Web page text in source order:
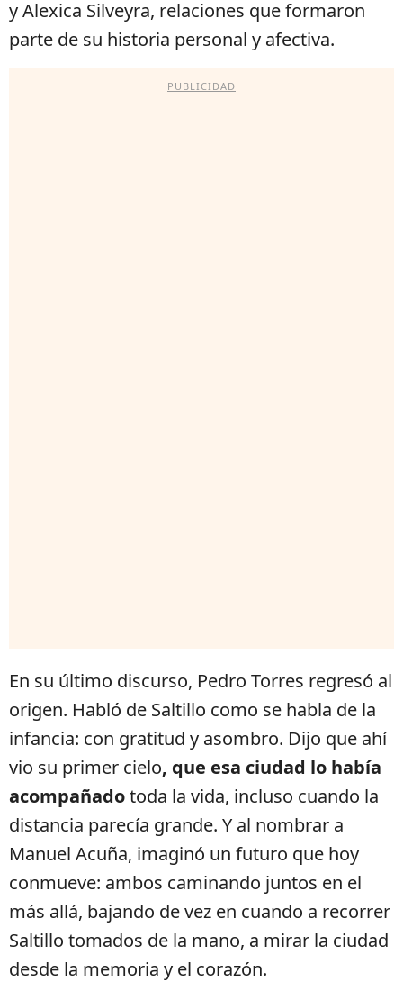
y Alexica Silveyra, relaciones que formaron
parte de su historia personal y afectiva.
PUBLICIDAD
En su último discurso, Pedro Torres regresó al
origen. Habló de Saltillo como se habla de la
infancia: con gratitud y asombro. Dijo que ahí
vio su primer cielo, que esa ciudad lo había
acompañadotoda la vida, incluso cuando la
distancia parecía grande. Y al nombrar a
Manuel Acuña, imaginó un futuro que hoy
conmueve: ambos caminando juntos en el
más allá, bajando de vez en cuando a recorrer
Saltillo tomados de la mano, a mirar la ciudad
desde la memoria y el corazón.